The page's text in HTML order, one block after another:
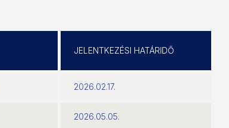
JELENTKEZÉSI HATÁRIDŐ
2026.02.17.
2026.05.05.